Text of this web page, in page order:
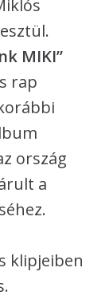
MIKI”
rap
ország
a
klipjeiben